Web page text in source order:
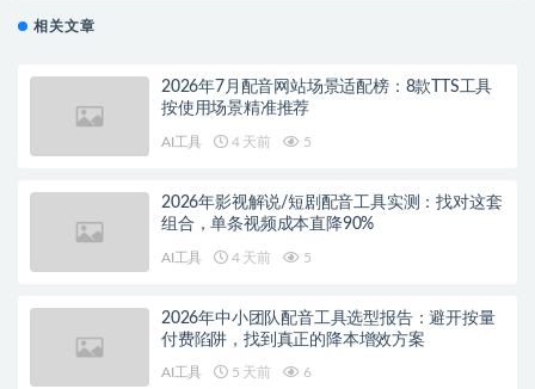
相关文章
2026年7月配音网站场景适配榜：8款TTS工具
按使用场景精准推荐
AI工具 4 天前 5
2026年影视解说/短剧配音工具实测：找对这套
组合，单条视频成本直降90%
AI工具 4 天前 5
2026年中小团队配音工具选型报告：避开按量
付费陷阱，找到真正的降本增效方案
AI工具 5 天前 6